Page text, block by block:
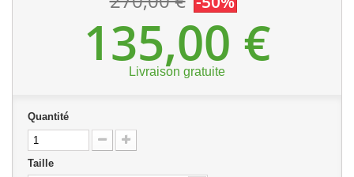
135,00 €
Livraison gratuite
Quantité
Taille